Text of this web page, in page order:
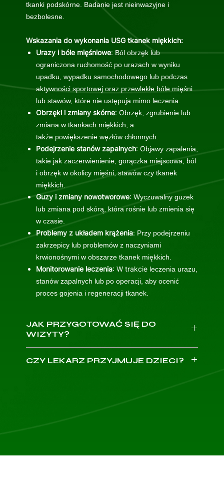
tkanki podskórne. Badanie jest nieinwazyjne i
bezbolesne.
Wskazania do wykonania USG tkanek miękkich:
Urazy i bóle mięśniowe: Ból obrzęk lub
ograniczona ruchomość po urazach w wyniku
upadku, wypadku samochodowego lub podczas
aktywności sportowej orazprzewlekłe bóle mięśni
lub stawów, które nie ustępuja mimo leczenia.
Obrzęki i zmiany skórne: Obrzęk, zgrubienie lub
zmiana w tkankach miękkich, a
takżepowiększenie węzłów chłonnych.
Podejrzenie stanów zapalnych: Objawy zapalenia,
takie jak zaczerwienienie, gorączka miejscowa, ból
i obrzęk w okolicy mięśni, stawów czy tkanek
miękkich.
Guzy i zmiany nowotworowe: Wyczuwalny guzek
lub zmiana pod skórą, która rośnie lub zmienia się
w czasie.
Problemy z układem krążenia: Przy podejrzeniu
zakrzepicy lub problemów z naczyniami
krwionośnymi w obszarze tkanek miękkich.
Monitorowanie leczenia: W trakcie leczenia urazu,
stanów zapalnych lub po operacji, aby ocenić
proces gojenia i regeneracji tkanek.
JAK PRZYGOTOWAĆ SIĘ DO
WIZYTY?
Przygotuj dokumentację medyczną: wyniki
CZY LEKARZ PRZYJMUJE DZIECI?